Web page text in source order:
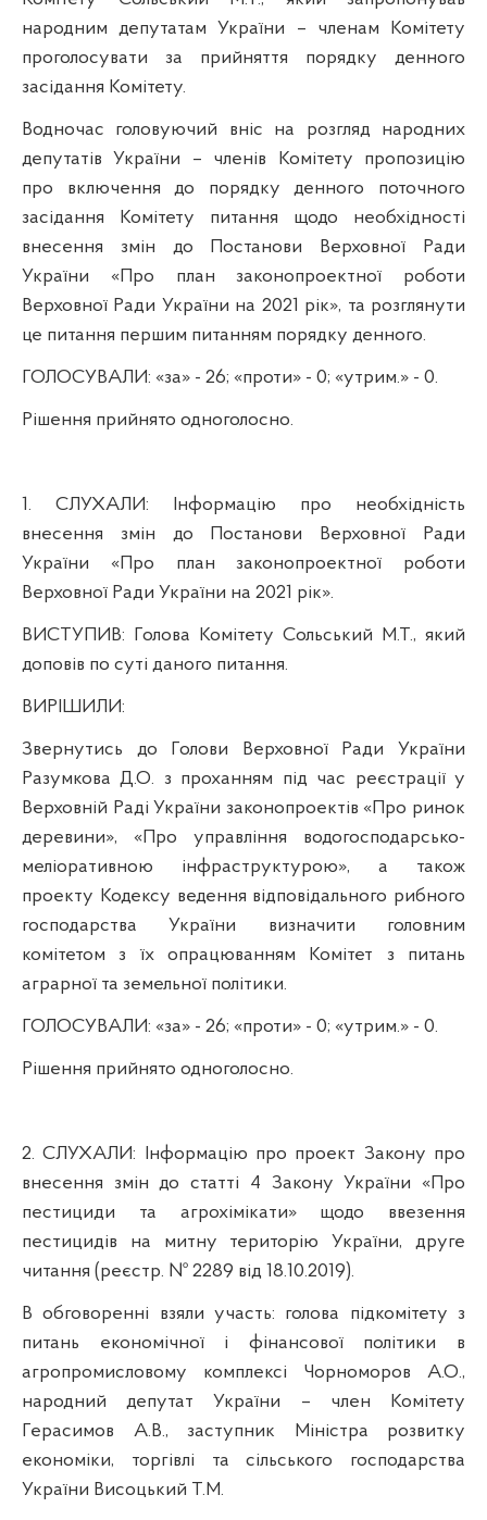
народним депутатам України – членам Комітету
проголосувати за прийняття порядку денного
засідання Комітету.
Водночас головуючий вніс на розгляд народних
депутатів України – членів Комітету пропозицію
про включення до порядку денного поточного
засідання Комітету питання щодо необхідності
внесення змін до Постанови Верховної Ради
України «Про план законопроектної роботи
Верховної Ради України на 2021 рік», та розглянути
це питання першим питанням порядку денного.
ГОЛОСУВАЛИ: «за» - 26; «проти» - 0; «утрим.» - 0.
Рішення прийнято одноголосно.
1. СЛУХАЛИ: Інформацію про необхідність
внесення змін до Постанови Верховної Ради
України «Про план законопроектної роботи
Верховної Ради України на 2021 рік».
ВИСТУПИВ: Голова Комітету Сольський М.Т., який
доповів по суті даного питання.
ВИРІШИЛИ:
Звернутись до Голови Верховної Ради України
Разумкова Д.О. з проханням під час реєстрації у
Верховній Раді України законопроектів «Про ринок
деревини», «Про управління водогосподарсько-
меліоративною інфраструктурою», а також
проекту Кодексу ведення відповідального рибного
господарства України визначити головним
комітетом з їх опрацюванням Комітет з питань
аграрної та земельної політики.
ГОЛОСУВАЛИ: «за» - 26; «проти» - 0; «утрим.» - 0.
Рішення прийнято одноголосно.
2. СЛУХАЛИ: Інформацію про проект Закону про
внесення змін до статті 4 Закону України «Про
пестициди та агрохімікати» щодо ввезення
пестицидів на митну територію України, друге
читання (реєстр. № 2289 від 18.10.2019).
В обговоренні взяли участь: голова підкомітету з
питань економічної і фінансової політики в
агропромисловому комплексі Чорноморов А.О.,
народний депутат України – член Комітету
Герасимов А.В.,
заступник Міністра розвитку
економіки, торгівлі та сільського господарства
України Висоцький Т.М.